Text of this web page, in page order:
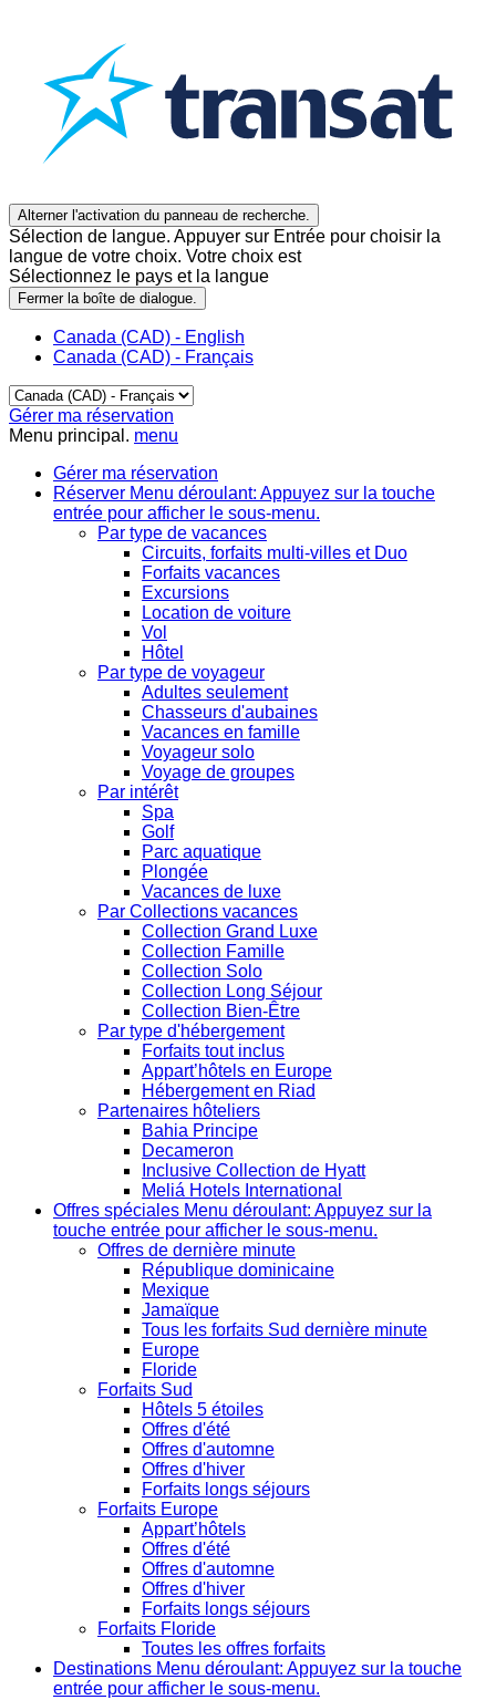
Alterner l'activation du panneau de recherche.
Sélection de langue. Appuyer sur Entrée pour choisir la
langue de votre choix. Votre choix est
Sélectionnez le pays et la langue
Fermer la boîte de dialogue.
Canada (CAD) - English
Canada (CAD) - Français
Gérer ma réservation
Menu principal. menu
Gérer ma réservation
Réserver Menu déroulant: Appuyez sur la touche
entrée pour afficher le sous-menu.
Par type de vacances
Circuits, forfaits multi-villes et Duo
Forfaits vacances
Excursions
Location de voiture
Vol
Hôtel
Par type de voyageur
Adultes seulement
Chasseurs d'aubaines
Vacances en famille
Voyageur solo
Voyage de groupes
Par intérêt
Spa
Golf
Parc aquatique
Plongée
Vacances de luxe
Par Collections vacances
Collection Grand Luxe
Collection Famille
Collection Solo
Collection Long Séjour
Collection Bien-Être
Par type d'hébergement
Forfaits tout inclus
Appart’hôtels en Europe
Hébergement en Riad
Partenaires hôteliers
Bahia Principe
Decameron
Inclusive Collection de Hyatt
Meliá Hotels International
Offres spéciales Menu déroulant: Appuyez sur la
touche entrée pour afficher le sous-menu.
Offres de dernière minute
République dominicaine
Mexique
Jamaïque
Tous les forfaits Sud dernière minute
Europe
Floride
Forfaits Sud
Hôtels 5 étoiles
Offres d'été
Offres d'automne
Offres d'hiver
Forfaits longs séjours
Forfaits Europe
Appart’hôtels
Offres d'été
Offres d'automne
Offres d'hiver
Forfaits longs séjours
Forfaits Floride
Toutes les offres forfaits
Destinations Menu déroulant: Appuyez sur la touche
entrée pour afficher le sous-menu.